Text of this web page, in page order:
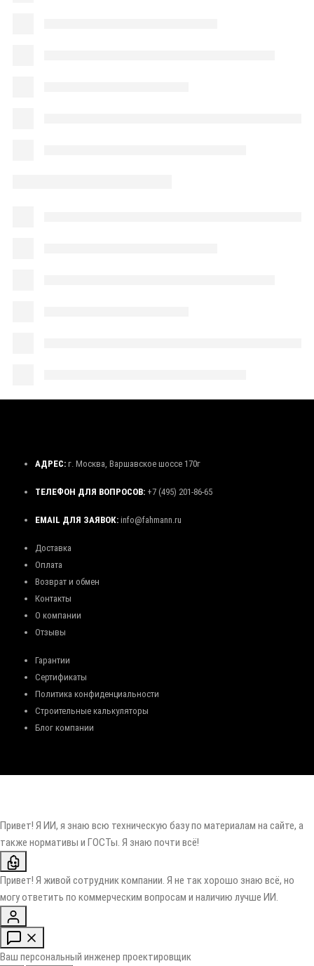
АДРЕС: г. Москва, Варшавское шоссе 170г
ТЕЛЕФОН ДЛЯ ВОПРОСОВ: +7 (495) 201-86-65
EMAIL ДЛЯ ЗАЯВОК: info@fahmann.ru
Доставка
Оплата
Возврат и обмен
Контакты
О компании
Отзывы
Гарантии
Сертификаты
Политика конфиденциальности
Строительные калькуляторы
Блог компании
Привет! Я ИИ, я знаю всю техническую базу по материалам на сайте, а
также нормативы и ГОСТы. Я знаю почти всё!
Привет! Я живой сотрудник компании. Я не так хорошо знаю всё, но
могу ответить по коммерческим вопросам и наличию лучше ИИ.
Ваш персональный инженер проектировщик